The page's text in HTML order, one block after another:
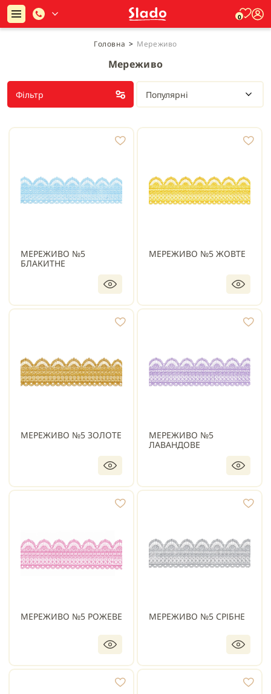
0
Головна > Мереживо
Мереживо
Фільтр Популярні
МЕРЕЖИВО №5
БЛАКИТНЕ
МЕРЕЖИВО №5 ЖОВТЕ
МЕРЕЖИВО №5 ЗОЛОТЕ
МЕРЕЖИВО №5
ЛАВАНДОВЕ
МЕРЕЖИВО №5 РОЖЕВЕ МЕРЕЖИВО №5 СРІБНЕ